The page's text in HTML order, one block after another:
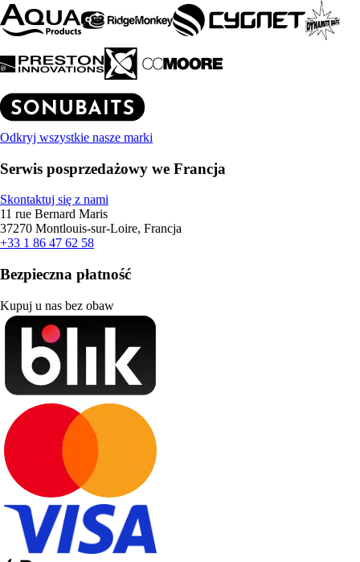
Odkryj wszystkie nasze marki
Serwis posprzedażowy we Francja
Skontaktuj się z nami
11 rue Bernard Maris
37270 Montlouis-sur-Loire, Francja
+33 1 86 47 62 58
Bezpieczna płatność
Kupuj u nas bez obaw